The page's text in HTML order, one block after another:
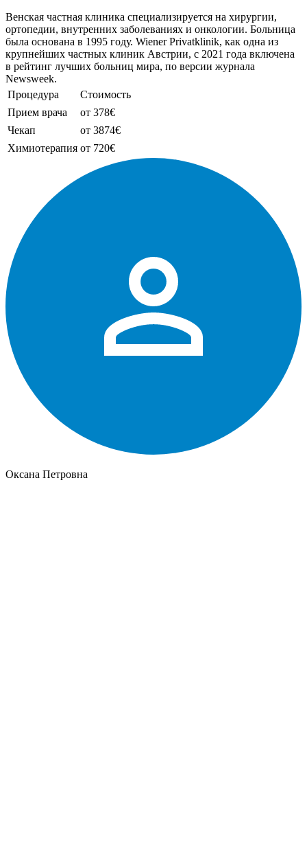
Венская частная клиника специализируется на хирургии,
ортопедии, внутренних заболеваниях и онкологии. Больница
была основана в 1995 году. Wiener Privatklinik, как одна из
крупнейших частных клиник Австрии, с 2021 года включена
в рейтинг лучших больниц мира, по версии журнала
Newsweek.
Процедура
Стоимость
Прием врача
от 378€
Чекап
от 3874€
Химиотерапия от 720€
Оксана Петровна